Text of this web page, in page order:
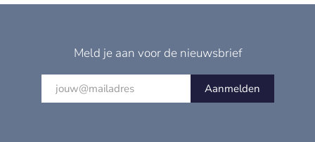
Meld je aan voor de nieuwsbrief
Aanmelden